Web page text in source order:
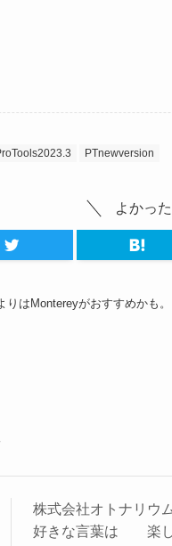
PTnewversion
よかっ
はMontereyがおすすめかも。
株式会社オトナリ
好きな言葉は 楽し